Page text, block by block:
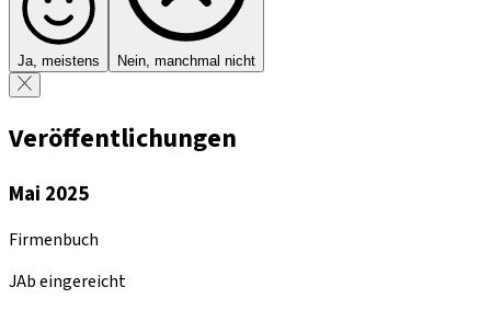
Ja, meistens Nein, manchmal nicht
Veröffentlichungen
Mai 2025
Firmenbuch
JAb eingereicht